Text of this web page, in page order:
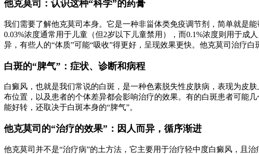
他克莫司：认识这种“科学”的药膏
我们需要了解他克莫司本身。它是一种非甾体类免疫调节剂，简单就是
0.03%浓度通常用于儿童（但2岁以下儿童禁用），而0.1%浓度则用于成
异，有些人的“体质”可能“吸收”得更好，呈现效果更快。他克莫司治疗白
白斑的“脾气”：症状、诊断和病程
白癜风，也就是我们常说的白斑，是一种色素脱失性皮肤病，表现为皮
布位置，以及患者的个体差异都会影响治疗的效果。有的白斑患者可能
能好转，还取决于白斑本身的“脾气”。
他克莫司的“治疗的效果”：因人而异，循序渐进
他克莫司并不是“治疗病”的土方法，它主要用于治疗轻中度白癜风，且